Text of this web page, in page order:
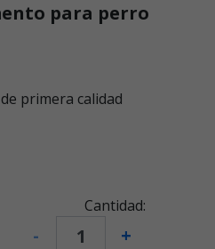
para perro
primera calidad
Cantidad:
- +